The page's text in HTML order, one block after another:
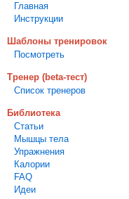
Главная
Инструкции
Шаблоны тренировок
Посмотреть
Тренер (beta-тест)
Список тренеров
Библиотека
Статьи
Мышцы тела
Упражнения
Калории
FAQ
Идеи